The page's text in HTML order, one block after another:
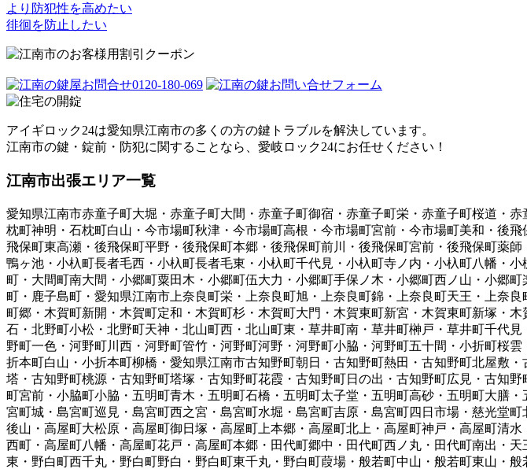
より防犯性を高めたい
徘徊を防止したい
アイギロック24は愛知県江南市の多くの方の鍵トラブルを解決しています。
江南市の鍵・錠前・防犯に関することなら、愛岐ロック24にお任せください！
江南市出張エリア一覧
愛知県江南市赤童子町大堀・赤童子町大間・赤童子町御宿・赤童子町栄・赤童子町桜道・
枕町神明・石枕町白山・今市場町秋津・今市場町高根・今市場町宮前・今市場町美和・後
飛保町東高瀬・後飛保町平野・後飛保町本郷・後飛保町前川・後飛保町宮前・後飛保町薬
鴨ヶ池・小杁町長者毛西・小杁町長者毛東・小杁町千代見・小杁町寺ノ内・小杁町八幡・
町・大間町南大間・小郷町粟田木・小郷町伍大力・小郷町手保ノ木・小郷町西ノ山・小郷
町・鹿子島町・愛知県江南市上奈良町栄・上奈良町旭・上奈良町錦・上奈良町天王・上奈
町郷・木賀町新開・木賀町定和・木賀町杉・木賀町大門・木賀東町新宮・木賀東町新塚・
石・北野町小松・北野町天神・北山町西・北山町東・草井町南・草井町榊戸・草井町千代
野町一色・河野町川西・河野町管竹・河野町河野・河野町小脇・河野町五十間・小折町桜
折本町白山・小折本町柳橋・愛知県江南市古知野町朝日・古知野町熱田・古知野町北屋敷
塔・古知野町桃源・古知野町塔塚・古知野町花霞・古知野町日の出・古知野町広見・古知
町宮前・小脇町小脇・五明町青木・五明町石橋・五明町太子堂・五明町高砂・五明町大膳
宮町城・島宮町巡見・島宮町西之宮・島宮町水堀・島宮町吉原・島宮町四日市場・慈光堂
後山・高屋町大松原・高屋町御日塚・高屋町上本郷・高屋町北上・高屋町神戸・高屋町清
西町・高屋町八幡・高屋町花戸・高屋町本郷・田代町郷中・田代町西ノ丸・田代町南出・
東・野白町西千丸・野白町野白・野白町東千丸・野白町葭場・般若町中山・般若町東山・